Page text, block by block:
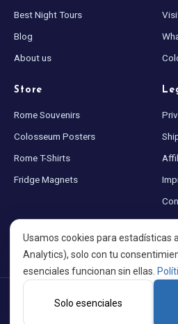
Best Night Tours
Blog
About us
Store
Rome Souvenirs
Colosseum Posters
Rome T-Shirts
Fridge Magnets
Colosseum at Night · Made with
Usamos cookies para estadísticas
Analytics), solo con tu
esenciales funcionan sin ellas.
Solo esenciales